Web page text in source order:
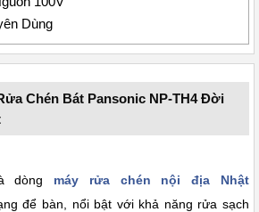
Dùng
Chén Bát Pansonic NP-TH4 Đời
dòng máy rửa chén nội địa Nhật
để bàn, nổi bật với khả năng rửa sạch